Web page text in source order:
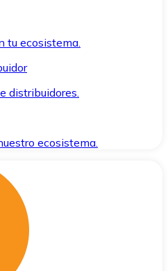
tu ecosistema.
distribuidores.
ecosistema.